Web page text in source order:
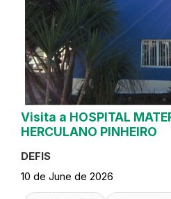
Visita a HOSPITAL
HERCULANO PINHEIRO
DEFIS
10 de June de 2026